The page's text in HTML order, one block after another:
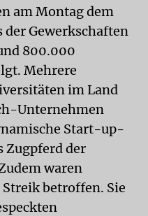
am Montag dem
der Gewerkschaften
800.000
Mehrere
im Land
Unternehmen
Start-up-
Zugpferd der
waren
betroffen. Sie